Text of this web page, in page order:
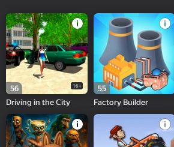
56 16+
Driving in the City
55
Factory Builder